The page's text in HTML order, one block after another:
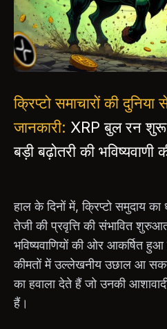
क्रिप्टो समाचारों की
जानकारी: XRP बुल रन
बड़ी बढ़ोतरी की भविष्यवाणी
हाल के दिनों में, क्रिप्टो समुदाय
तेजी की प्रवृत्ति की संभावित
भविष्यवाणियों की ओर आकर्षित हुआ
कीमतों में उल्लेखनीय उछाल आ
का हवाला देते हैं जो उनकी
हैं।